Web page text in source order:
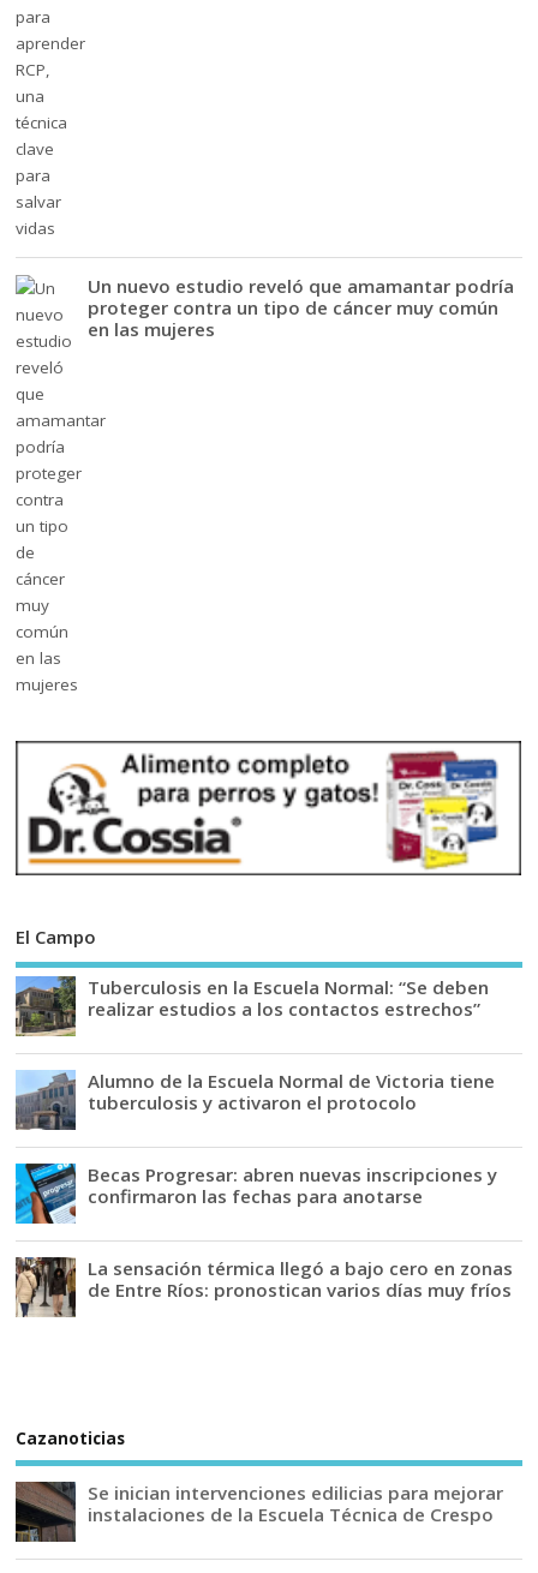
Un nuevo estudio reveló que amamantar podría
proteger contra un tipo de cáncer muy común
en las mujeres
El Campo
Tuberculosis en la Escuela Normal: “Se deben
realizar estudios a los contactos estrechos”
Alumno de la Escuela Normal de Victoria tiene
tuberculosis y activaron el protocolo
Becas Progresar: abren nuevas inscripciones y
confirmaron las fechas para anotarse
La sensación térmica llegó a bajo cero en zonas
de Entre Ríos: pronostican varios días muy fríos
Cazanoticias
Se inician intervenciones edilicias para mejorar
instalaciones de la Escuela Técnica de Crespo